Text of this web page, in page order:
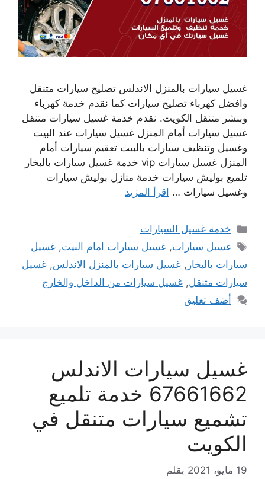
غسيل سيارات بالمنزل الاندلس تصليح سيارات متنقل
وافضل كهرباء تصليح سيارات كما نقدم خدمة كهرباء
وبنشر متنقل الكويت. نقدم خدمة غسيل سيارات متنقل
غسيل سيارات أمام المنزل غسيل سيارات عند البيت
وغسيل وتنظيف سيارات بالبيت تعقيم سيارات أمام
المنزل غسيل سيارات vip خدمة غسيل سيارات بالبخار
تلميع بوليش سيارات خدمة منازل بوليش سيارات
وغسيل سيارات … اقرأ المزيد
التصنيفات
خدمة غسيل السيارات
الوسوم
غسيل سيارات,غسيل سيارات امام البيت,غسيل
سيارات بالبخار , غسيل سيارات بالمنزل الاندلس, غسيل
سيارات متنقل, غسيل سيارات من الداخل والخارج
أضف تعليق
غسيل سيارات الاندلس
67661662 خدمة تلميع
تشميع سيارات متنقل في
الكويت
19 مايو، 2021 بقلم